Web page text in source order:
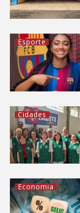
Esporte
Cidades
Economia